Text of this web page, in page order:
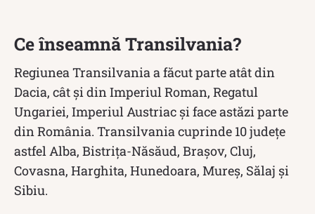
Ce înseamnă Transilvania?
Regiunea Transilvania a făcut parte atât din
Dacia, cât și din Imperiul Roman, Regatul
Ungariei, Imperiul Austriac și face astăzi parte
din România. Transilvania cuprinde 10 județe
astfel Alba, Bistrița-Năsăud, Brașov, Cluj,
Covasna, Harghita, Hunedoara, Mureș, Sălaj și
Sibiu.